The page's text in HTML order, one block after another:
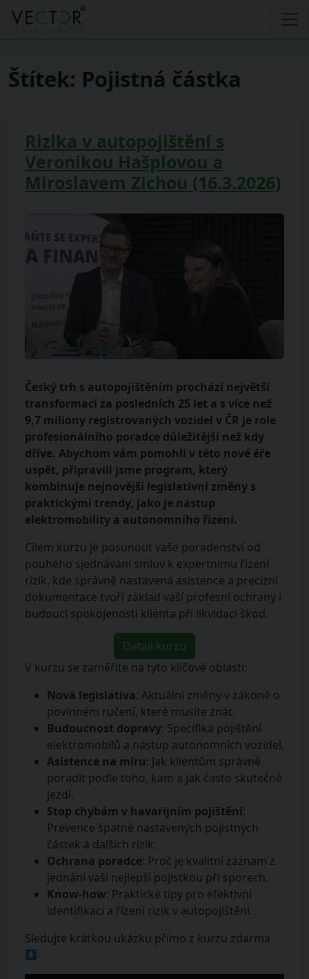
Štítek: Pojistná částka
Rizika v autopojištění s
Veronikou Hašplovou a
Miroslavem Zichou (16.3.2026)
Český trh s autopojištěním prochází největší
transformací za posledních 25 let a s více než
9,7 miliony registrovaných vozidel v ČR je role
profesionálního poradce důležitější než kdy
dříve. Abychom vám pomohli v této nové éře
uspět, připravili jsme program, který
kombinuje nejnovější legislativní změny s
praktickými trendy, jako je nástup
elektromobility a autonomního řízení.
Cílem kurzu je posunout vaše poradenství od
pouhého sjednávání smluv k expertnímu řízení
rizik, kde správně nastavená asistence a precizní
dokumentace tvoří základ vaší profesní ochrany i
budoucí spokojenosti klienta při likvidaci škod.
Detail kurzu
V kurzu se zaměříte na tyto klíčové oblasti:
Nová legislativa: Aktuální změny v zákoně o
povinném ručení, které musíte znát.
Budoucnost dopravy: Specifika pojištění
elektromobilů a nástup autonomních vozidel.
Asistence na míru: Jak klientům správně
poradit podle toho, kam a jak často skutečně
jezdí.
Stop chybám v havarijním pojištění:
Prevence špatně nastavených pojistných
částek a dalších rizik.
Ochrana poradce: Proč je kvalitní záznam z
jednání vaší nejlepší pojistkou při sporech.
Know-how: Praktické tipy pro efektivní
identifikaci a řízení rizik v autopojištění.
Sledujte krátkou ukázku přímo z kurzu zdarma